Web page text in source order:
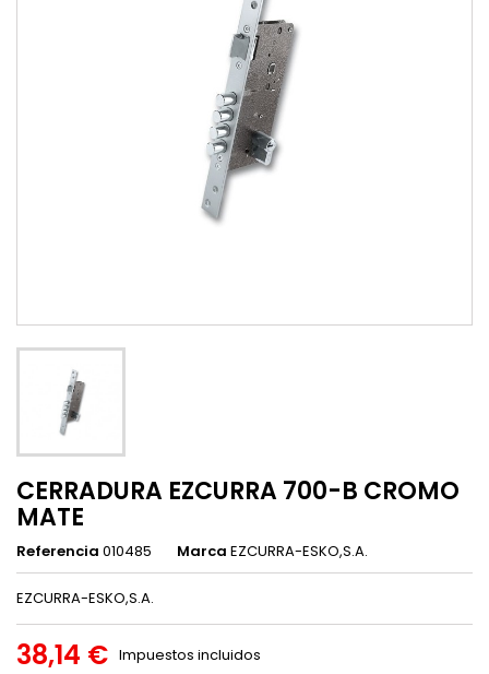
CERRADURA EZCURRA 700-B CROMO
MATE
Referencia 010485 Marca EZCURRA-ESKO,S.A.
EZCURRA-ESKO,S.A.
38,14 € Impuestos incluidos